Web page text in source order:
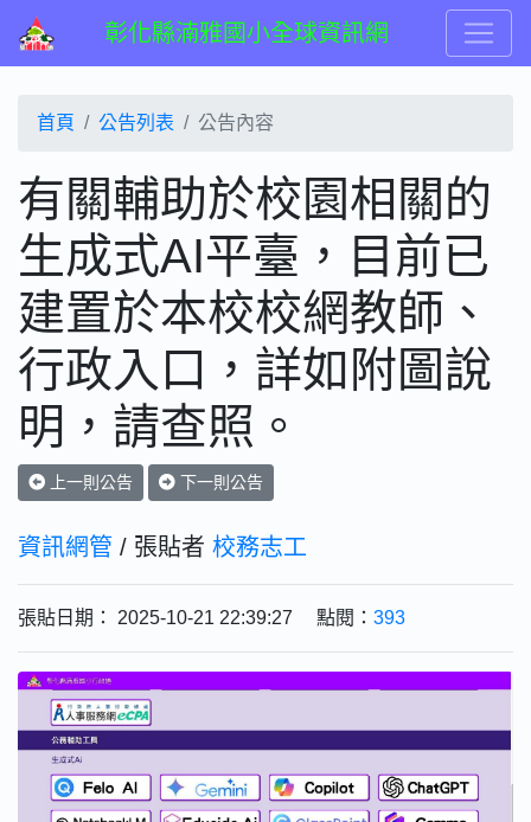
彰化縣湳雅國小全球資訊網
首頁 公告列表 公告內容
有關輔助於校園相關的
生成式AI平臺，目前已
建置於本校校網教師、
行政入口，詳如附圖說
明，請查照。
上一則公告 下一則公告
資訊網管 / 張貼者 校務志工
張貼日期： 2025-10-21 22:39:27 點閱： 393